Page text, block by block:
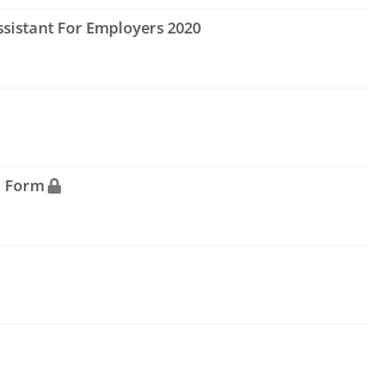
For Employers 2020